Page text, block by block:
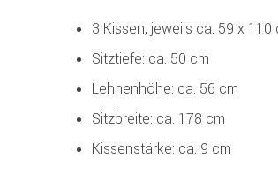
3 Kissen, jeweils ca. 59 x 110
Sitztiefe: ca. 50 cm
Lehnenhöhe: ca. 56 cm
Sitzbreite: ca. 178 cm
Kissenstärke: ca. 9 cm